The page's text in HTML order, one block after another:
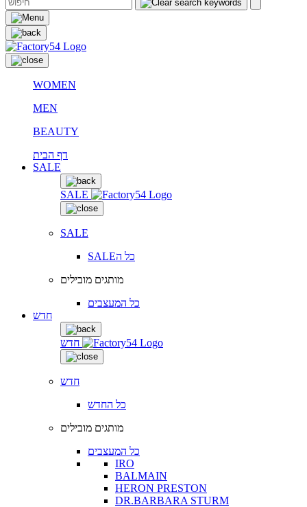
WOMEN
MEN
BEAUTY
דף הבית
SALE
SALE
SALE
SALEכל ה
מותגים מובילים
כל המעצבים
חדש
חדש
חדש
כל החדש
מותגים מובילים
כל המעצבים
IRO
BALMAIN
HERON PRESTON
DR.BARBARA STURM